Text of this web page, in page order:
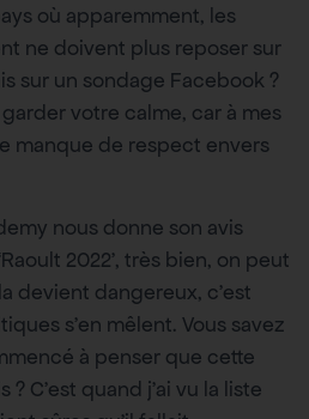
où apparemment, les
ne doivent plus reposer sur
sur un sondage Facebook ?
votre calme, car à mes
manque de respect envers
nous donne son avis
2022’, très bien, on peut
devient dangereux, c’est
s’en mêlent. Vous savez
à penser que cette
C’est quand j’ai vu la liste